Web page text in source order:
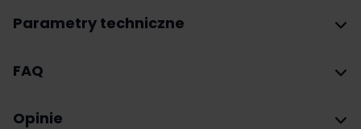
Parametry techniczne
FAQ
Opinie